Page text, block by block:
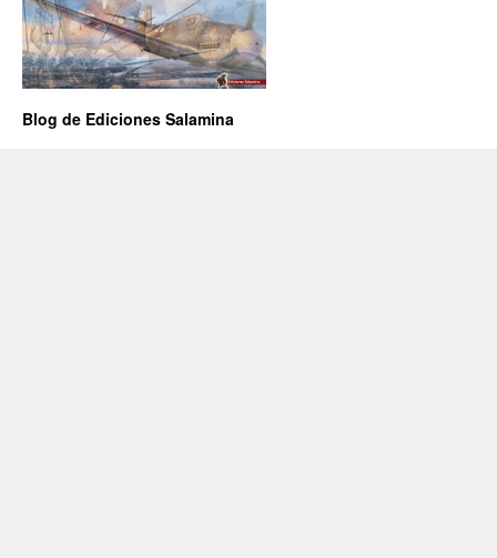
Blog de Ediciones Salamina